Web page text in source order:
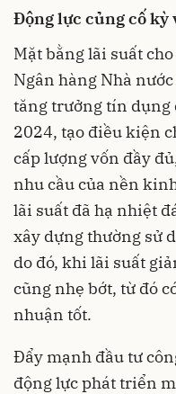
Động lực củng cố kỳ
Mặt bằng lãi suất
Ngân hàng Nhà
tăng trưởng tín dụng
2024, tạo điều kiện
cấp lượng vốn đầy
nhu cầu của nền
lãi suất đã hạ nhiệt
xây dựng thường sử
do đó, khi lãi suất
cũng nhẹ bớt, từ đó
nhuận tốt.
Đẩy mạnh đầu tư
động lực phát triển